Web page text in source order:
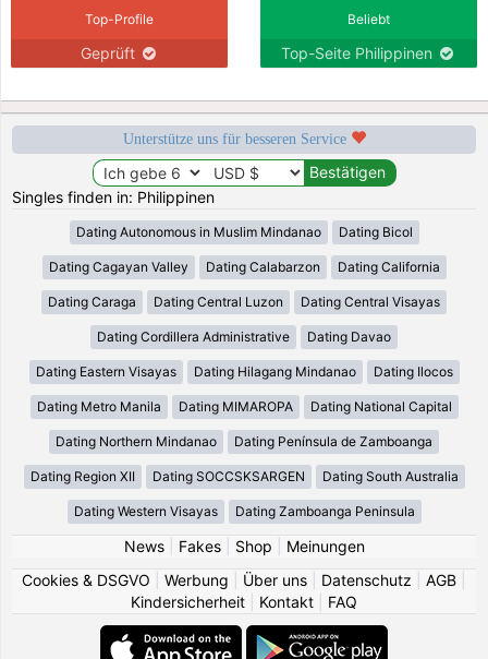
Top-Profile
Geprüft
Beliebt
Top-Seite Philippinen
Unterstütze uns für besseren Service
Singles finden in: Philippinen
Dating Autonomous in Muslim Mindanao Dating Bicol
Dating Cagayan Valley Dating Calabarzon Dating California
Dating Caraga Dating Central Luzon Dating Central Visayas
Dating Cordillera Administrative Dating Davao
Dating Eastern Visayas Dating Hilagang Mindanao Dating Ilocos
Dating Metro Manila Dating MIMAROPA Dating National Capital
Dating Northern Mindanao Dating Península de Zamboanga
Dating Region XII Dating SOCCSKSARGEN Dating South Australia
Dating Western Visayas Dating Zamboanga Peninsula
News| Fakes| Shop
Meinungen
Cookies & DSGVO
Werbung Über uns Datenschutz AGB
Kindersicherheit
Kontakt FAQ